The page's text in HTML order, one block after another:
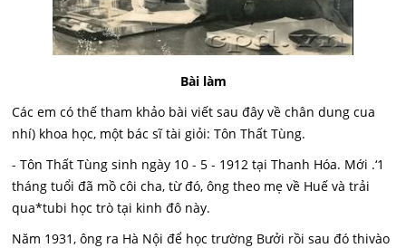
Bài làm
Các em có thế tham khảo bài viết sau đây về chân dung cua
nhí) khoa học, một bác sĩ tài giỏi: Tôn Thất Tùng.
- Tôn Thất Tùng sinh ngày 10 - 5 - 1912 tại Thanh Hóa. Mới .‘1
tháng tuổi đã mồ côi cha, từ đó, ông theo mẹ về Huế và trải
qua*tubi học trò tại kinh đô này.
Năm 1931, ông ra Hà Nội để học trường Bưởi rồi sau đó thivào